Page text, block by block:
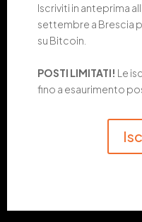
Iscriviti in anteprima
settembre a Brescia
su Bitcoin.
POSTI LIMITATI! Le
fino a esaurimento